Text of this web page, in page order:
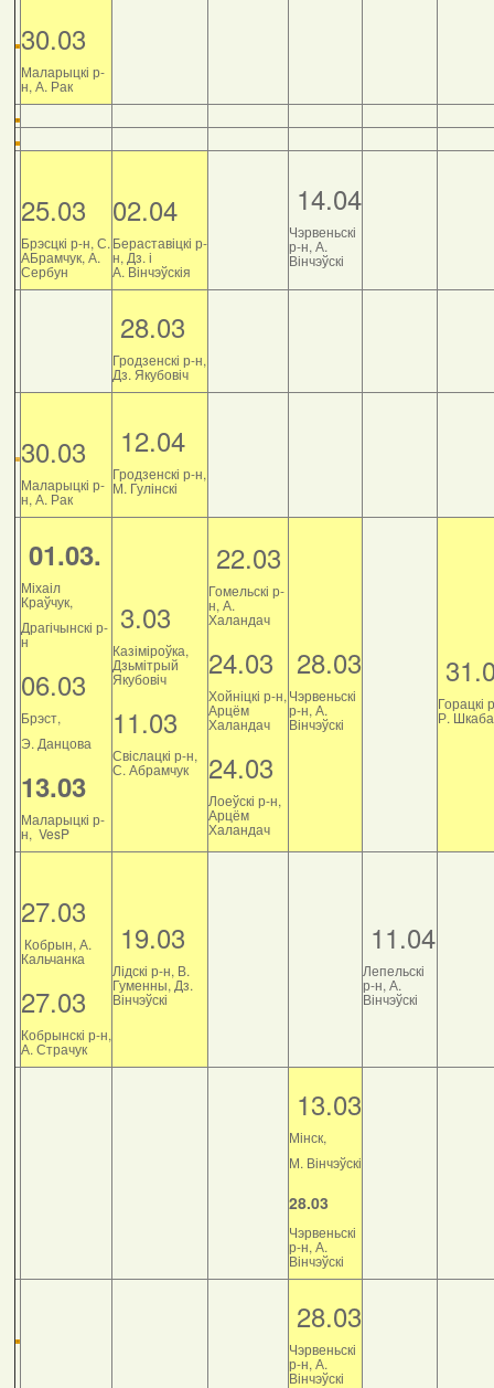
30.03
Маларыцкі р-
н, А. Рак
25.03
Брэсцкі р-н, С.
АБрамчук, А.
Сербун
02.04
Бераставіцкі р-
н, Дз. і
А. Вінчэўскія
14.04
Чэрвеньскі
р-н, А.
Вінчэўскі
28.03
Гродзенскі р-н,
Дз. Якубовіч
30.03
Маларыцкі р-
н, А. Рак
12.04
Гродзенскі р-н,
М. Гулінскі
01.03.
Міхаіл
Краўчук,
Драгічынскі р-
н
06.03
Брэст,
Э. Данцова
13.03
Маларыцкі р-
н, VesP
3.03
Казіміроўка,
Дзьмітрый
Якубовіч
11.03
Свіслацкі р-н,
С. Абрамчук
22.03
Гомельскі р-
н, А.
Халандач
24.03
Хойніцкі р-н,
Арцём
Халандач
24.03
Лоеўскі р-н,
Арцём
Халандач
28.03
Чэрвеньскі
р-н, А.
Вінчэўскі
Горацкі
Р.
27.03
Кобрын, А.
Кальчанка
27.03
Кобрынскі р-н,
А. Страчук
19.03
Лідскі р-н, В.
Гуменны, Дз.
Вінчэўскі
11.04
Лепельскі
р-н, А.
Вінчэўскі
13.03
Мінск,
М. Вінчэўскі
28.03
Чэрвеньскі
р-н, А.
Вінчэўскі
28.03
Чэрвеньскі
р-н, А.
Вінчэўскі